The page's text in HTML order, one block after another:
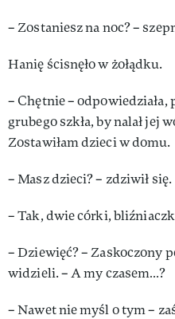
– Zostaniesz na noc? –
Hanię ścisnęło w żołądku.
– Chętnie –
grubego szkła, by nalał jej
Zostawiłam dzieci w domu.
– Masz dzieci? – zdziwił się.
– Tak, dwie córki,
– Dziewięć? – Zaskoczony
widzieli. – A my czasem…?
– Nawet nie myśl o tym –